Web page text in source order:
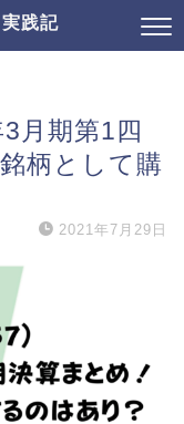
践記
月期第1四
柄として購
2021年7月29日